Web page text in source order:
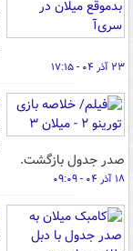
۲۳ آذر ۰۴ - ۱۷:۱۵
صدر جدول بازگشت.
۱۸ آذر ۰۴ - ۰۹:۰۹